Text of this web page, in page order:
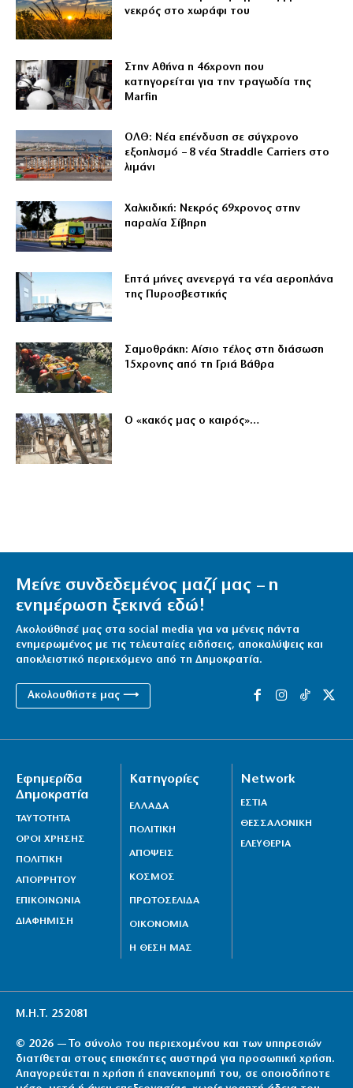
νεκρός στο χωράφι του
Στην Αθήνα η 46χρονη που
κατηγορείται για την τραγωδία της
Marfin
ΟΛΘ: Νέα επένδυση σε σύγχρονο
εξοπλισμό – 8 νέα Straddle Carriers στο
λιμάνι
Χαλκιδική: Νεκρός 69χρονος στην
παραλία Σίβηρη
Επτά μήνες ανενεργά τα νέα αεροπλάνα
της Πυροσβεστικής
Σαμοθράκη: Αίσιο τέλος στη διάσωση
15χρονης από τη Γριά Βάθρα
Ο «κακός μας ο καιρός»…
Μείνε συνδεδεμένος μαζί μας – η
ενημέρωση ξεκινά εδώ!
Ακολούθησέ μας στα social media για να μένεις πάντα
ενημερωμένος με τις τελευταίες ειδήσεις, αποκαλύψεις και
αποκλειστικό περιεχόμενο από τη Δημοκρατία.
Ακολουθήστε μας ⟶
Εφημερίδα
Δημοκρατία
ΤΑΥΤΟΤΗΤΑ
ΟΡΟΙ ΧΡΗΣΗΣ
ΠΟΛΙΤΙΚΗ
ΑΠΟΡΡΗΤΟΥ
ΕΠΙΚΟΙΝΩΝΙΑ
ΔΙΑΦΗΜΙΣΗ
Κατηγορίες
ΕΛΛΑΔΑ
ΠΟΛΙΤΙΚΗ
ΑΠΟΨΕΙΣ
ΚΟΣΜΟΣ
ΠΡΩΤΟΣΕΛΙΔΑ
ΟΙΚΟΝΟΜΙΑ
Η ΘΕΣΗ ΜΑΣ
Network
ΕΣΤΙΑ
ΘΕΣΣΑΛΟΝΙΚΗ
ΕΛΕΥΘΕΡΙΑ
Μ.Η.Τ. 252081
© 2026 — Το σύνολο του περιεχομένου και των υπηρεσιών
διατίθεται στους επισκέπτες αυστηρά για προσωπική χρήση.
Απαγορεύεται η χρήση ή επανεκπομπή του, σε οποιοδήποτε